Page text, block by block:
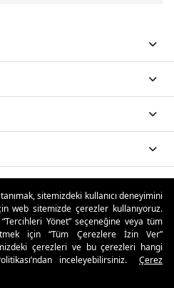
sitemizdeki kullanıcı deneyimini
web sitemizde çerezler kullanıyoruz.
Yönet” seçeneğine veya tüm
için “Tüm Çerezlere İzin Ver”
çerezleri ve bu çerezleri hangi
inceleyebilirsiniz.
Çerez